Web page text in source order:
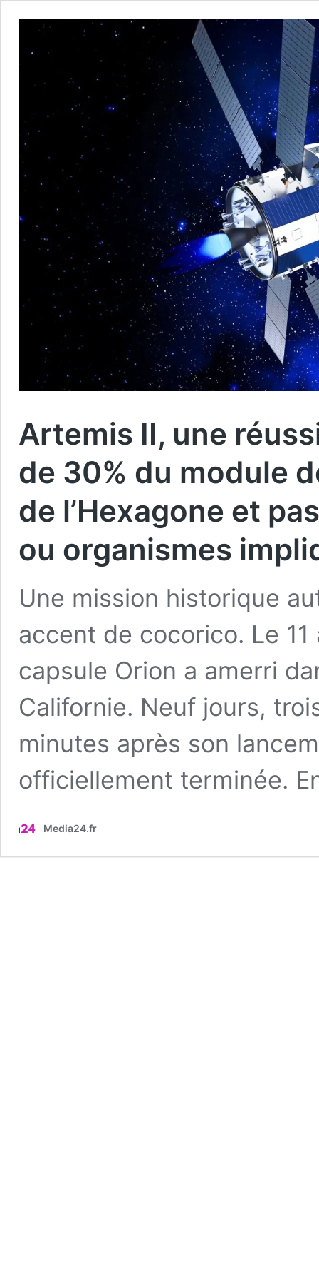
Artemis II, une
de 30% du module
de l’Hexagone et
ou organismes
Une mission historique
accent de cocorico. Le
capsule Orion a amerri
Californie. Neuf jours,
minutes après son
officiellement terminée.
Media24.fr